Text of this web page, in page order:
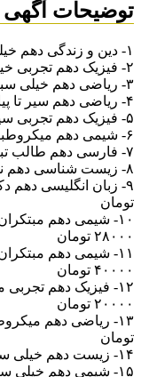
توضیحات آگهی
۱- دین و زندگی دهم خیلی سبز، چاپ ۹۶، قیمت ۱۵۰۰۰ تومان
۲- فیزیک دهم تجربی خیلی سبز، چاپ ۹۶، قیمت ۲۰۰۰۰ تومان
۳- ریاضی دهم خیلی سبز، چاپ ۹۶، قیمت ۲۰۰۰۰ تونان
۴- ریاضی دهم سیر تا پیاز گاج، چاپ ۹۶، قیمت ۲۵۰۰۰ تومان
۵- فیزیک دهم تجربی سیرتاپیاز، چاپ ۹۶، قیمت ۲۰۰۰۰ تومان
۶- شیمی دهم میکروطبقه بندی گاج، چاپ ۹۶، قیمت ۳۰۰۰۰ تومان
۷- فارسی دهم طالب تبار مبتکران، چاپ ۹۶، قیمت ۲۵۰۰۰
۸- زیست شناسی دهم نشرالگو، چاپ ۹۷، قیمت ۵۳۰۰۰ تومان
تومان
۲۸۰۰۰ تومان
۴۰۰۰۰ تومان
۲۰۰۰۰ تومان
تومان
۱۴- زیست دهم خیلی سبز، چاپ ۹۶، قیمت ۳۰۰۰۰تومان
۱۵- شیمی دهم خیلی سبز، چاپ ۹۶، قیمت ۳۰۰۰۰ تومان